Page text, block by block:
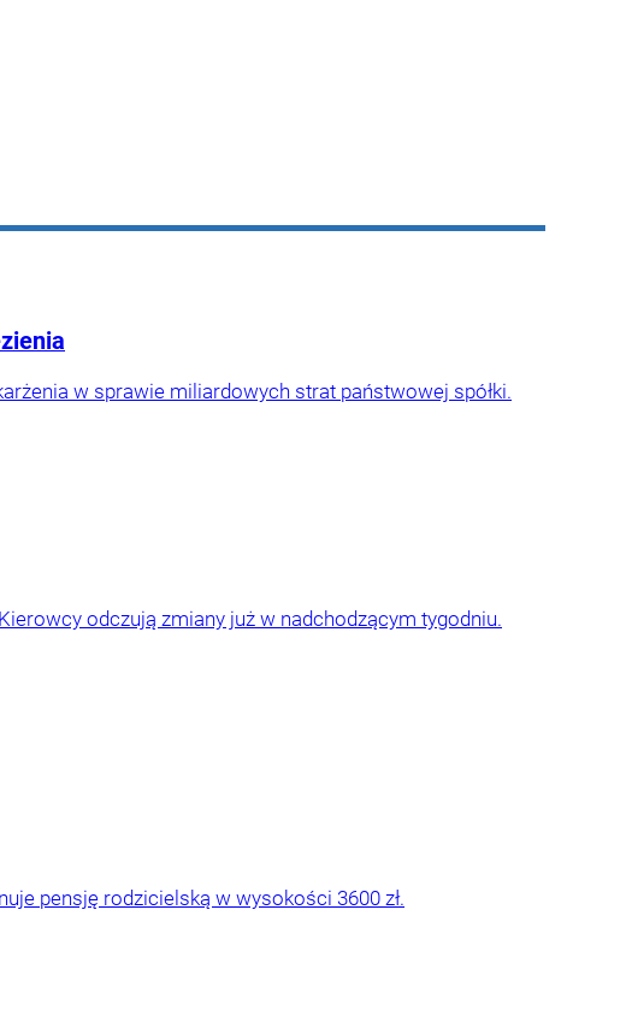
w sprawie miliardowych strat państwowej spółki.
odczują zmiany już w nadchodzącym tygodniu.
pensję rodzicielską w wysokości 3600 zł.